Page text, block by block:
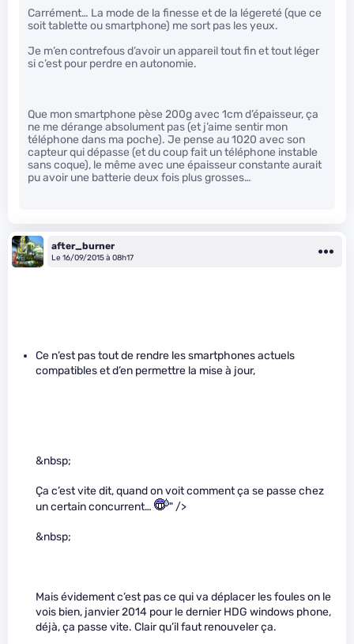
Carrément… La mode de la finesse et de la légereté (que ce
soit tablette ou smartphone) me sort pas les yeux.
Je m’en contrefous d’avoir un appareil tout fin et tout léger
si c’est pour perdre en autonomie.
Que mon smartphone pèse 200g avec 1cm d’épaisseur, ça
ne me dérange absolument pas (et j’aime sentir mon
téléphone dans ma poche). Je pense au 1020 avec son
capteur qui dépasse (et du coup fait un téléphone instable
sans coque), le même avec une épaisseur constante aurait
pu avoir une batterie deux fois plus grosses…
after_burner
Le 16/09/2015 à 08h17
Ce n’est pas tout de rendre les smartphones actuels
compatibles et d’en permettre la mise à jour,
&nbsp;
Ça c’est vite dit, quand on voit comment ça se passe chez
un certain concurrent…
" />
&nbsp;
Mais évidement c’est pas ce qui va déplacer les foules on le
vois bien, janvier 2014 pour le dernier HDG windows phone,
déjà, ça passe vite. Clair qu’il faut renouveler ça.